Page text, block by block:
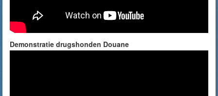
Demonstratie drugshonden Douane